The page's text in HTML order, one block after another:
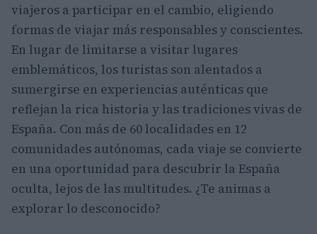
viajeros a participar en el cambio, eligiendo
formas de viajar más responsables y conscientes.
En lugar de limitarse a visitar lugares
emblemáticos, los turistas son alentados a
sumergirse en experiencias auténticas que
reflejan la rica historia y las tradiciones vivas de
España. Con más de 60 localidades en 12
comunidades autónomas, cada viaje se convierte
en una oportunidad para descubrir la España
oculta, lejos de las multitudes. ¿Te animas a
explorar lo desconocido?